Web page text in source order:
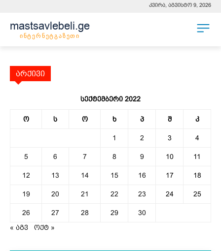
კვირა, აგვისტო 9, 2026
mastsavlebeli.ge
ინტერნეტგაზეთი
არქივი
სექტემბერი 2022
ო ს ო ხ პ შ კ
1 2 3 4
5 6 7 8 9 10 11
12 13 14 15 16 17 18
19 20 21 22 23 24 25
26 27 28 29
30
« აგვ
ოქტ »